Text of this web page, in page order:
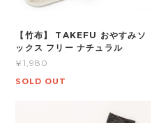
【竹布】 TAKEFU おやすみソ
ックス フリー ナチュラル
¥1,980
SOLD OUT